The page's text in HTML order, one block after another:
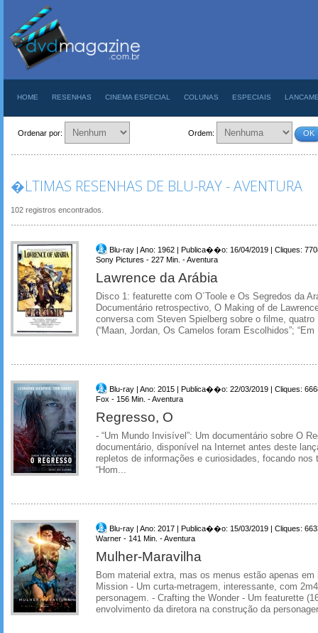
HOME RESENHAS CINEMA ESPECIAL COLUNAS ESPECIAIS
Ordenar por: Ordem: OK
�LTIMAS RESENHAS DE BLU-RAY - AVENTURA
102 registros encontrados.
Blu-ray | Ano: 1962 | Publica��o: 16/04/2019 | Cliques:
Sony Pictures - 227 Min. - Aventura
Lawrence da Arábia
Disco 1: featurette com O´Toole e Os Segredos da
Documentário retrospectivo, O Making of de
conversa com Steven Spielberg sobre o filme, quatro
(“Maan, Jordan, Os Camelos foram Escolhidos”; “Em
Blu-ray | Ano: 2015 | Publica��o: 22/03/2019 | Cliques:
Fox - 156 Min. - Aventura
Regresso, O
- “Um Mundo Invisível”: Um documentário sobre O
documentário, disponível na Internet antes deste
repletos de informações e curiosidades, focando
“Hom...
Blu-ray | Ano: 2017 | Publica��o: 15/03/2019 | Cliques:
Warner - 141 Min. - Aventura
Mulher-Maravilha
Bom material extra, mas os menus estão apenas em
Mission - Um curta-metragem, interessante, com
personagem. - Crafting the Wonder - Um featurette
envolvimento da diretora na construção da